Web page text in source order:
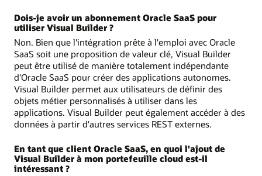
Dois-je avoir un abonnement Oracle SaaS pour
utiliser Visual Builder ?
Non. Bien que l'intégration prête à l'emploi avec Oracle
SaaS soit une proposition de valeur clé, Visual Builder
peut être utilisé de manière totalement indépendante
d'Oracle SaaS pour créer des applications autonomes.
Visual Builder permet aux utilisateurs de définir des
objets métier personnalisés à utiliser dans les
applications. Visual Builder peut également accéder à des
données à partir d'autres services REST externes.
En tant que client Oracle SaaS, en quoi l'ajout de
Visual Builder à mon portefeuille cloud est-il
intéressant ?